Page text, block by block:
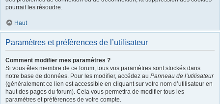
pourrait les résoudre.
Haut
Paramètres et préférences de l’utilisateur
Comment modifier mes paramètres ?
Si vous êtes membre de ce forum, tous vos paramètres sont stockés dans
notre base de données. Pour les modifier, accédez au Panneau de l’utilisateur
(généralement ce lien est accessible en cliquant sur votre nom d’utilisateur en
haut des pages du forum). Cela vous permettra de modifier tous les
paramètres et préférences de votre compte.